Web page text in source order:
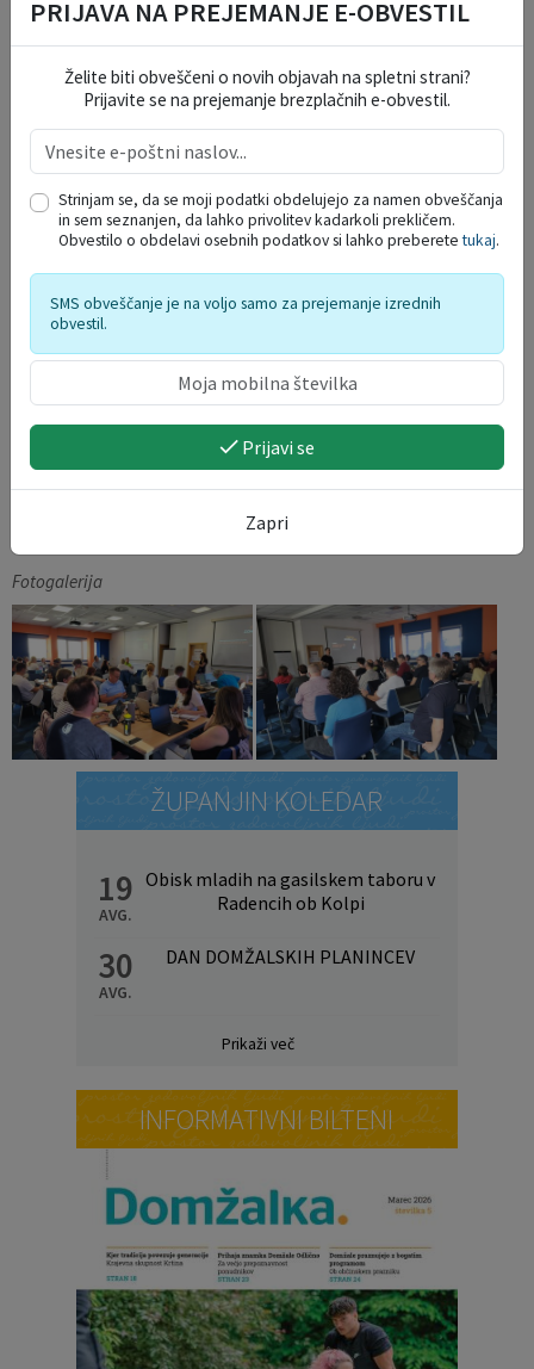
S pomočjo nevrografike posameznikom pomaga zmanjševati
notranji kaos, izboljšati osredotočenost in doseči večjo jasnost
pri vsakodnevnih odločitvah. Komisija je prepoznala aktualnost
problema, jasno opredeljeno ciljno skupino ter potencial za
nadaljnji razvoj storitve na področju dobrega počutja in
preventive.
Letošnji program je ponovno dokazal, da dobre podjetniške
ideje nastajajo povsod – med mladimi, izkušenimi podjetniki,
strokovnjaki in ustvarjalci. Štartaj Domžale ostaja prostor, kjer
se ideje preverjajo, razvijajo in pretvarjajo v konkretne poslovne
priložnosti.
Vsi udeleženci so pokazali veliko mero ustvarjalnosti,
podjetniške radovednosti in pripravljenosti na učenje. Program
pa je poleg znanja prinesel tudi nova poznanstva, mentorsko
podporo, praktična AI orodja in konkretne temelje za nadaljnji
razvoj idej tudi po zaključku delavnic.
Fotogalerija
ŽUPANJIN KOLEDAR
19
AVG.
Obisk mladih na gasilskem taboru v
Radencih ob Kolpi
30
AVG.
DAN DOMŽALSKIH PLANINCEV
Prikaži več
INFORMATIVNI BILTENI
PRIJAVA NA PREJEMANJE E-OBVESTIL
Želite biti obveščeni o novih objavah na spletni strani?
Prijavite se na prejemanje brezplačnih e-obvestil.
Strinjam se, da se moji podatki obdelujejo za namen obveščanja
in sem seznanjen, da lahko privolitev kadarkoli prekličem.
Obvestilo o obdelavi osebnih podatkov si lahko preberetetukaj.
SMS obveščanje je na voljo samo za prejemanje izrednih
obvestil.
Prijavi se
Zapri